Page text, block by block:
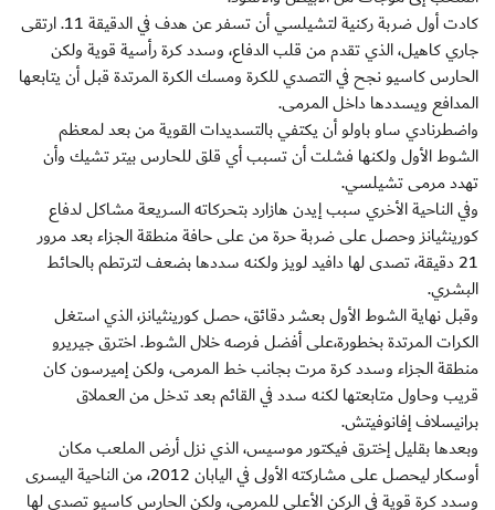
كادت أول ضربة ركنية لتشيلسي أن تسفر عن هدف في الدقيقة 11. ارتقى
جاري كاهيل، الذي تقدم من قلب الدفاع، وسدد كرة رأسية قوية ولكن
الحارس كاسيو نجح في التصدي للكرة ومسك الكرة المرتدة قبل أن يتابعها
المدافع ويسددها داخل المرمى.
واضطرنادي ساو باولو أن يكتفي بالتسديدات القوية من بعد لمعظم
الشوط الأول ولكنها فشلت أن تسبب أي قلق للحارس بيتر تشيك وأن
تهدد مرمى تشيلسي.
وفي الناحية الأخري سبب إيدن هازارد بتحركاته السريعة مشاكل لدفاع
كورينثيانز وحصل على ضربة حرة من على حافة منطقة الجزاء بعد مرور
21 دقيقة، تصدى لها دافيد لويز ولكنه سددها بضعف لترتطم بالحائط
البشري.
وقبل نهاية الشوط الأول بعشر دقائق، حصل كورينثيانز، الذي استغل
الكرات المرتدة بخطورة،على أفضل فرصه خلال الشوط. اخترق جيريرو
منطقة الجزاء وسدد كرة مرت بجانب خط المرمى، ولكن إميرسون كان
قريب وحاول متابعتها لكنه سدد في القائم بعد تدخل من العملاق
برانيسلاف إفانوفيتش.
وبعدها بقليل إخترق فيكتور موسيس، الذي نزل أرض الملعب مكان
أوسكار ليحصل على مشاركته الأولى في اليابان 2012، من الناحية اليسرى
وسدد كرة قوية في الركن الأعلى للمرمى، ولكن الحارس كاسيو تصدى لها